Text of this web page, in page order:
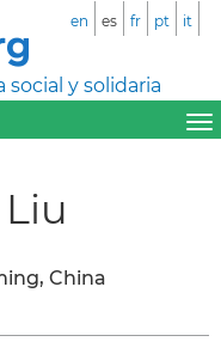
y solidaria
en es fr pt it
China